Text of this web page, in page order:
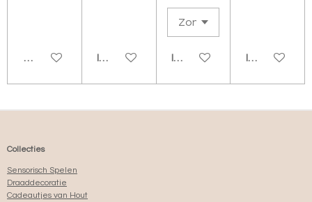
BEKIJK DETAILSIN WINKELWAGENIN WINKELWAGEN
IN
Collecties
Sensorisch Spelen
Draaddecoratie
Cadeautjes van Hout